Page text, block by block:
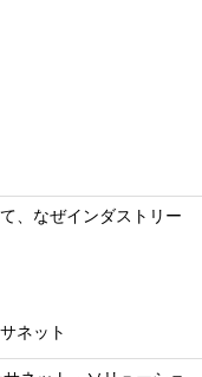
、なぜインダストリー
ネット